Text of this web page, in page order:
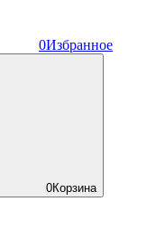
0Избранное
0Корзина